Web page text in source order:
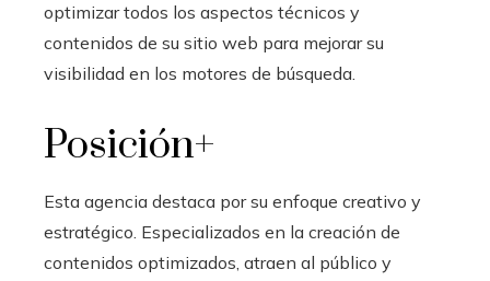
optimizar todos los aspectos técnicos y
contenidos de su sitio web para mejorar su
visibilidad en los motores de búsqueda.
Posición+
Esta agencia destaca por su enfoque creativo y
estratégico. Especializados en la creación de
contenidos optimizados, atraen al público y